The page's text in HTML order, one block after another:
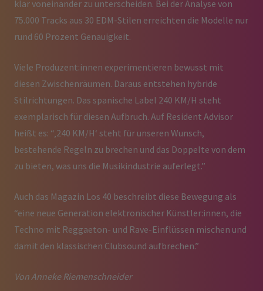
klar voneinander zu unterscheiden. Bei der Analyse von
75.000 Tracks aus 30 EDM-Stilen erreichten die Modelle nur
rund 60 Prozent Genauigkeit.
Viele Produzent:innen experimentieren bewusst mit
diesen Zwischenräumen. Daraus entstehen hybride
Stilrichtungen. Das spanische Label 240 KM/H steht
exemplarisch für diesen Aufbruch. Auf Resident Advisor
heißt es: “‚240 KM/H‘ steht für unseren Wunsch,
bestehende Regeln zu brechen und das Doppelte von dem
zu bieten, was uns die Musikindustrie auferlegt.”
Auch das Magazin Los 40 beschreibt diese Bewegung als
“eine neue Generation elektronischer Künstler:innen, die
Techno mit Reggaeton- und Rave-Einflüssen mischen und
damit den klassischen Clubsound aufbrechen.”
Von Anneke Riemenschneider